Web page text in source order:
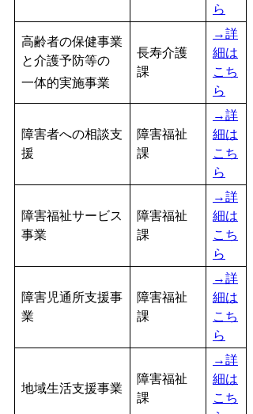
ら
高齢者の保健事業
と介護予防等の
一体的実施事業
長寿介護
課
→詳
細は
こち
ら
障害者への相談支
援
障害福祉
課
→詳
細は
こち
ら
障害福祉サービス
事業
障害福祉
課
→詳
細は
こち
ら
障害児通所支援事
業
障害福祉
課
→詳
細は
こち
ら
地域生活支援事業
障害福祉
課
→詳
細は
こち